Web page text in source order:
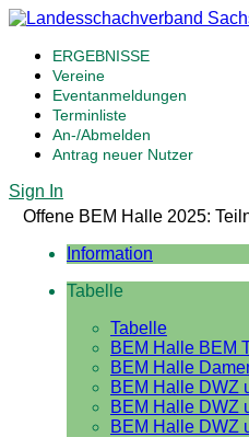
ERGEBNISSE
Vereine
Eventanmeldungen
Terminliste
An-/Abmelden
Antrag neuer Nutzer
Sign In
Offene BEM Halle 2025:
Information
Tabelle
Tabelle
BEM Halle BEM
BEM Halle
BEM Halle DWZ
BEM Halle DWZ
BEM Halle DWZ